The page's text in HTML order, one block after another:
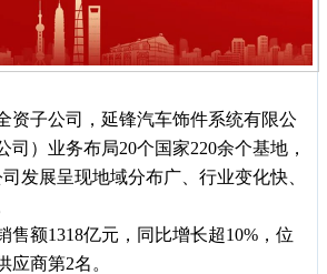
资子公司，延锋汽车饰件系统有限公
司）业务布局20个国家220余个基地，
发展呈现地域分布广、行业变化快、
售额1318亿元，同比增长超10%，位
应商第2名。